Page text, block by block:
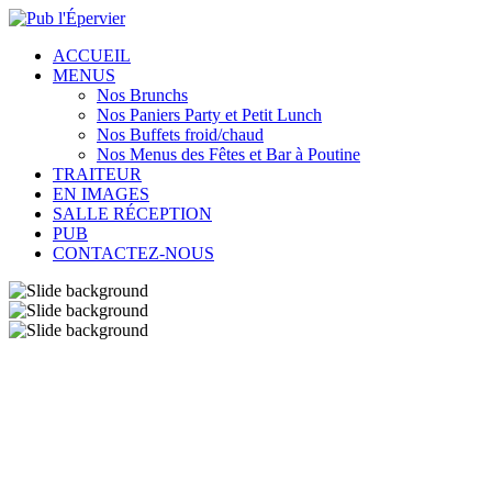
ACCUEIL
MENUS
Nos Brunchs
Nos Paniers Party et Petit Lunch
Nos Buffets froid/chaud
Nos Menus des Fêtes et Bar à Poutine
TRAITEUR
EN IMAGES
SALLE RÉCEPTION
PUB
CONTACTEZ-NOUS